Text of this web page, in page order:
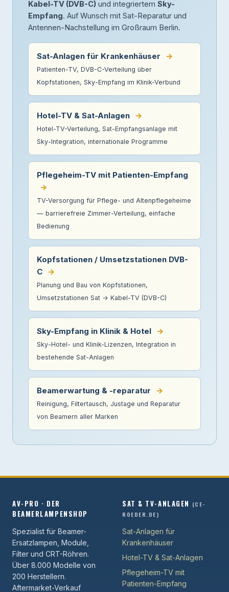
Kabel-TV (DVB-C) und integriertem Sky-
Empfang. Auf Wunsch mit Sat-Reparatur und
Antennen-Nachstellung im Großraum Berlin.
Sat-Anlagen für Krankenhäuser →
Patienten-TV, DVB-C-Verteilung über
Kopfstationen, Sky-Empfang im Klinik-Verbund
Hotel-TV & Sat-Anlagen →
Hotel-TV-Verteilung, Sat-Empfangsanlage mit
Sky-Integration, internationale Programme
Pflegeheim-TV mit Patienten-Empfang
→
TV-Versorgung für Pflege- und Altenpflegeheime
— barrierefreie Zimmer-Verteilung, einfache
Bedienung
Kopfstationen / Umsetzstationen DVB-
C →
Planung und Bau von Kopfstationen,
Umsetzstationen Sat → Kabel-TV (DVB-C)
Sky-Empfang in Klinik & Hotel →
Sky-Hotel- und Klinik-Lizenzen, Integration in
bestehende Sat-Anlagen
Beamerwartung & -reparatur →
Reinigung, Filtertausch, Justage und Reparatur
von Beamern aller Marken
AV-PRO · DER
BEAMERLAMPENSHOP
Spezialist für Beamer-
Ersatzlampen, Module,
Filter und CRT-Röhren.
Über 8.000 Modelle von
200 Herstellern.
Aftermarket-Verkauf
SAT & TV-ANLAGEN (CE-
ROEDER.DE)
Sat-Anlagen für
Krankenhäuser
Hotel-TV & Sat-Anlagen
Pflegeheim-TV mit
Patienten-Empfang